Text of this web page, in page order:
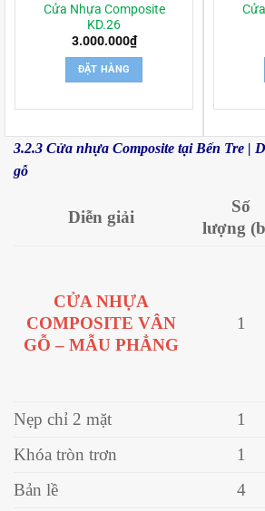
Cửa Nhựa Composite
KD.26
3.000.000₫
ĐẶT HÀNG
3.2.3 Cửa nhựa Composite tại Bến Tre |
gỗ
Diễn giải
Số
lượng
CỬA NHỰA
COMPOSITE VÂN
GỖ – MẪU PHẲNG
1
Nẹp chỉ 2 mặt 1
Khóa tròn trơn
1
Bản lề
4